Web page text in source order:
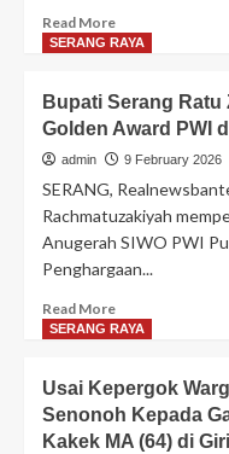
Hadapi
Tantangan
Digital
dan
AI
Read MoreRead
more
Serang
dan
Bupati
Situbondo
Festival
Anyer-
Panarukan
SERANG RAYA
Bupati Serang
Golden Award PWI
admin 9 February 2026
SERANG,
Rachmatuzakiyah
Anugerah SIWO PWI
Penghargaan...
Read MoreRead
more
Serang
Ratu
Zakiyah
SERANG RAYA
Usai Kepergok
Senonoh Kepada
Kakek MA (64) di